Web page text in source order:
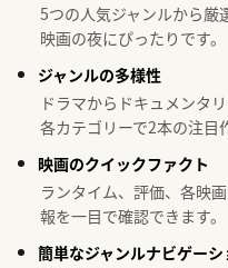
5つの人気ジャンルから厳
映画の夜にぴったりです。
ジャンルの多様性
ドラマからドキュメンタ
各カテゴリーで2本の注目
映画のクイックファクト
ランタイム、評価、各映
報を一目で確認できます。
簡単なジャンルナビゲーシ